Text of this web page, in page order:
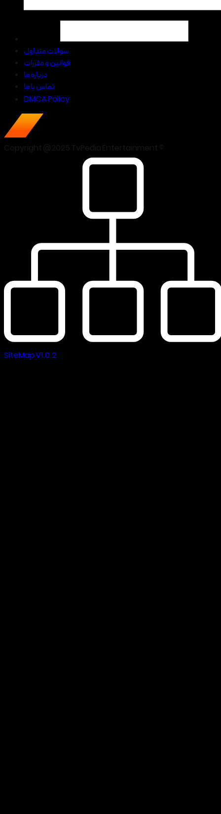
سوالات متداول
قوانین و مقررات
درباره ما
تماس با ما
DMCA Policy
SiteMap V1.0.2